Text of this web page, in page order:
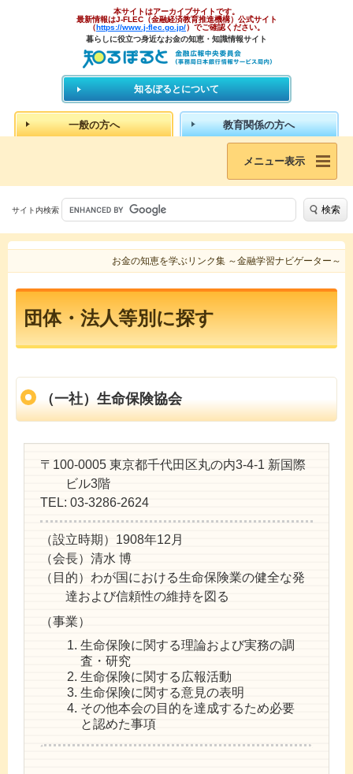
本サイトはアーカイブサイトです。
最新情報はJ-FLEC（金融経済教育推進機構）公式サイト
（https://www.j-flec.go.jp/）でご確認ください。
暮らしに役立つ身近なお金の知恵・知識情報サイト
知るぽるとについて
一般の方へ 教育関係の方へ
メニュー表示
サイト内検索 検索
お金の知恵を学ぶリンク集 ～金融学習ナビゲーター～
団体・法人等別に探す
（一社）生命保険協会
〒100-0005 東京都千代田区丸の内3-4-1 新国際
ビル3階
TEL:03-3286-2624
（設立時期） 1908年12月
（会長）清水 博
（目的） わが国における生命保険業の健全な発
達および信頼性の維持を図る
（事業）
生命保険に関する理論および実務の調
査・研究
生命保険に関する広報活動
生命保険に関する意見の表明
その他本会の目的を達成するため必要
と認めた事項